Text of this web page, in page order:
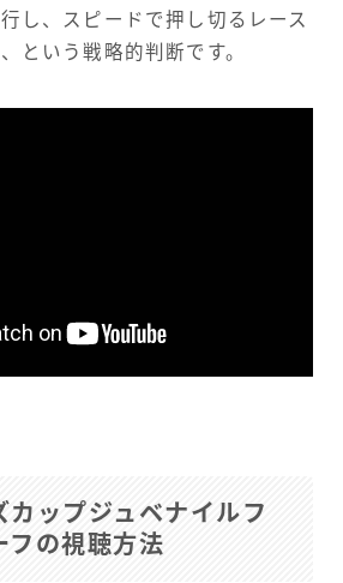
し、スピードで押し切るレース
という戦略的判断です。
カップジュベナイルフ
フの視聴方法